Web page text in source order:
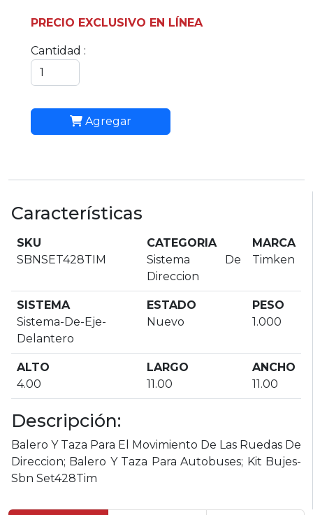
PRECIO EXCLUSIVO EN LÍNEA
Cantidad :
Agregar
Características
SKU
SBNSET428TIM
CATEGORIA
Sistema De
Direccion
MARCA
Timken
SISTEMA
Sistema-De-Eje-
Delantero
ESTADO
Nuevo
PESO
1.000
ALTO
4.00
LARGO
11.00
ANCHO
11.00
Descripción:
Balero Y Taza Para El Movimiento De Las Ruedas De
Direccion; Balero Y Taza Para Autobuses; Kit Bujes-
Sbn Set428Tim